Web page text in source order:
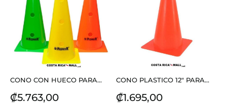
CONO CON HUECO PARA...
Precio
₡5.763,00
CONO PLASTICO 12" PARA...
Precio
₡1.695,00